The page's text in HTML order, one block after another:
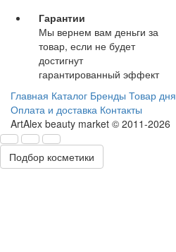
Гарантии
Мы вернем вам деньги за
товар, если не будет
достигнут
гарантированный эффект
Главная Каталог Бренды Товар дня
Оплата и доставка Контакты
ArtAlex beauty market © 2011-2026
Подбор косметики